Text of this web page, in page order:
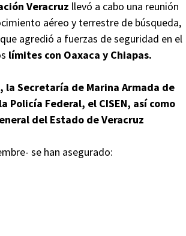
Veracruz llevó a cabo una reunión
aéreo y terrestre de búsqueda,
agredió a fuerzas de seguridad en el
límites con Oaxaca y Chiapas.
Secretaría de Marina Armada de
Policía Federal, el CISEN, así como
del Estado de Veracruz
se han asegurado: